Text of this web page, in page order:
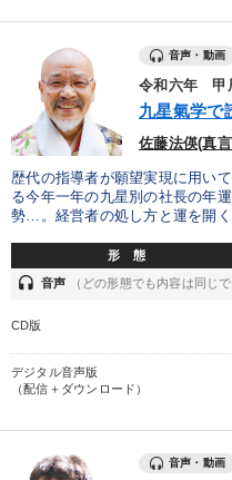
音声・動画
令和六年 甲
九星氣学で
佐藤法偀(真
歴代の指導者が願望実現に用い
る今年一年の九星別の社長の年
勢…。経営者の処し方と運を開く
形 態
headset 音声 （どの形態でも内容は同じで
CD版
デジタル音声版
（配信＋ダウンロード）
音声・動画